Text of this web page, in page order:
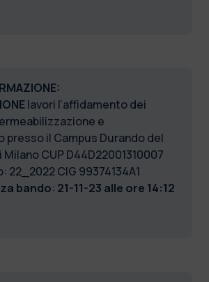
lavori l’affidamento dei
e
presso il Campus Durando del
CUP D44D22001310007
22_2022 CIG 99374134A1
bando: 21-11-23 alle ore 14:12